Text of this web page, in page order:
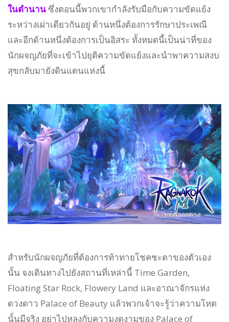
ในตำนานซึ่งตอนนี้พวกเขากำลังรับมือกับความขัดแย้ง
ระหว่างเผ่าเดียวกันอยู่ ด้านหนึ่งต้องการรักษาประเพณี
และอีกด้านหนึ่งต้องการเป็นอิสระ ทั้งหมดนี้เป็นน่าที่ของ
นักผจญภัยที่จะเข้าไปยุติความขัดแย้งและนำพาความสงบ
สุขกลับมายังดินแดนแห่งนี้
สำหรับนักผจญภัยที่ต้องการท้าทายโชคชะตาของตัวเอง
นั้น จงเดินทางไปยังสถานที่เหล่านี้ Time Garden,
Floating Star Rock, Flowery Land และอาณาจักรแห่ง
ดวงดาว Palace of Beauty แล้วพวกเจ้าจะรู้ว่าความโหด
นั้นมีจริง อย่าไปหลงกับความงดงามของ Palace of